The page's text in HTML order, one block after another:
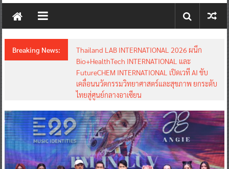
New
Breaking News:
Thailand LAB INTERNATIONAL 2026 ผนึก
Bio+HealthTech INTERNATIONAL และ
FutureCHEM INTERNATIONAL เปิดเวที AI ขับ
เคลื่อนนวัตกรรมวิทยาศาสตร์และสุขภาพ ยกระดับ
ไทยสู่ศูนย์กลางอาเซียน